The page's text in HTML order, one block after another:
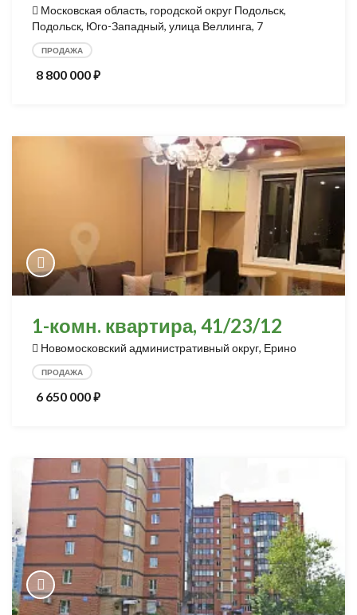
Московская область, городской округ Подольск,
Подольск, Юго-Западный, улица Веллинга, 7
ПРОДАЖА
8 800 000⃏
1-комн. квартира, 41/23/12
Новомосковский административный округ, Ерино
ПРОДАЖА
6 650 000⃏